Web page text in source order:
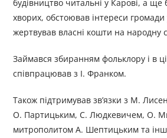
будівництво читальні у Карові, а ще
хворих, обстоював інтереси громади
жертвував власні кошти на народну
Займався збиранням фольклору і в
співпрацював з І. Франком.
Також підтримував зв’язки з М.
О. Партицьким, С. Людкевичем, О.
митрополитом А. Шептицьким та